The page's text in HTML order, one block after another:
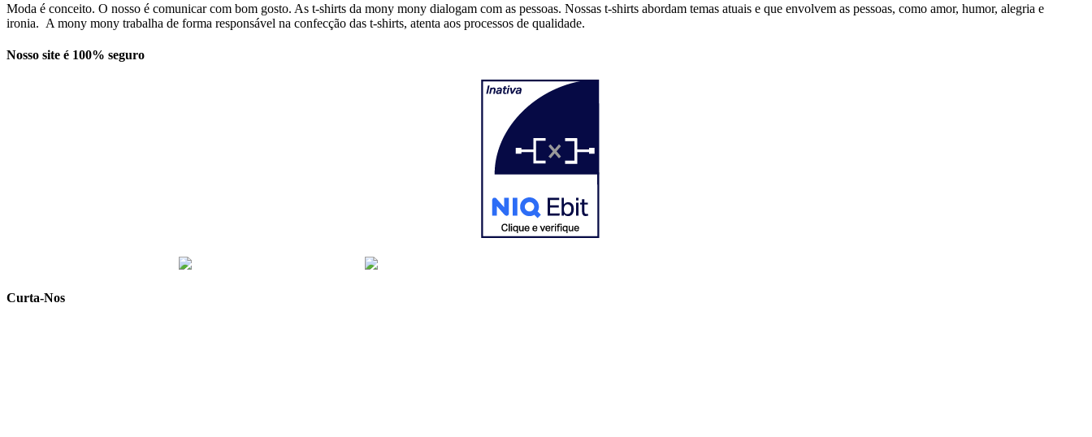
Moda é conceito. O nosso é comunicar com bom gosto. As t-shirts da mony mony dialogam com as pessoas. Nossas t-shirts abordam temas atuais e que envolvem as pessoas, como amor, humor, alegria e
ironia. A mony mony trabalha de forma responsável na confecção das t-shirts, atenta aos processos de qualidade.
Nosso site é 100% seguro
Curta-Nos